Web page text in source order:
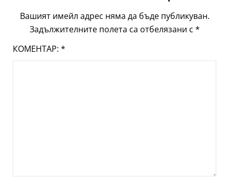
Вашият имейл адрес няма да бъде публикуван.
Задължителните полета са отбелязани с *
КОМЕНТАР: *